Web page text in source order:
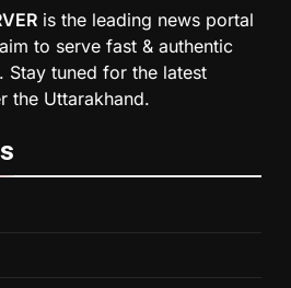
is the leading news portal
to serve fast & authentic
Stay tuned for the latest
the Uttarakhand.